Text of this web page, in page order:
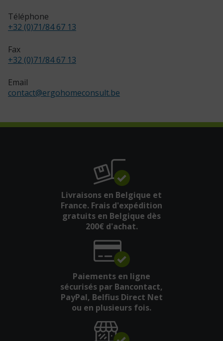
Téléphone
+32 (0)71/84 67 13
Fax
+32 (0)71/84 67 13
Email
contact@ergohomeconsult.be
Livraisons en Belgique et
France. Frais d'expédition
gratuits en Belgique dès
200€ d'achat.
Paiements en ligne
sécurisés par Bancontact,
PayPal, Belfius Direct Net
ou en plusieurs fois.